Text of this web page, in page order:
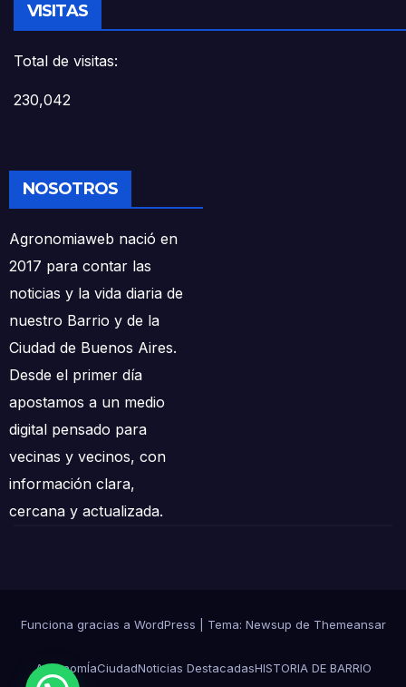
VISITAS
Total de visitas:
230,042
NOSOTROS
Agronomiaweb nació en
2017 para contar las
noticias y la vida diaria de
nuestro Barrio y de la
Ciudad de Buenos Aires.
Desde el primer día
apostamos a un medio
digital pensado para
vecinas y vecinos, con
información clara,
cercana y actualizada.
Funciona gracias a WordPress Tema: Newsup de Themeansar
AgronomÍaCiudadNoticias DestacadasHISTORIA DE BARRIO